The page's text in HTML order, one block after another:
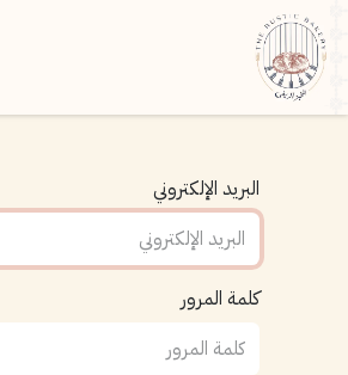
البريد الإلكتروني
كلمة المرور